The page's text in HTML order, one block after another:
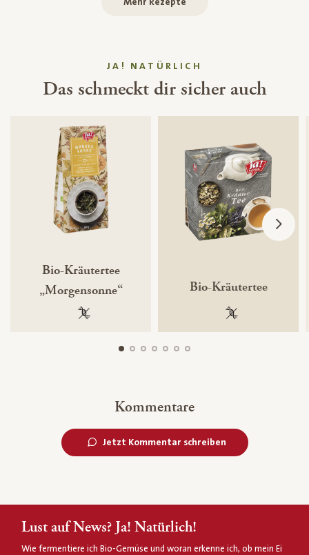
Mehr Rezepte
JA! NATÜRLICH
Das schmeckt dir sicher auch
Bio-Kräutertee
„Morgensonne“
100 % gentechnikfrei
Bio-Kräutertee
100 %
Kommentare
Jetzt Kommentar schreiben
Lust auf News? Ja! Natürlich!
Wie fermentiere ich Bio-Gemüse und woran erkenne ich, ob mein Ei